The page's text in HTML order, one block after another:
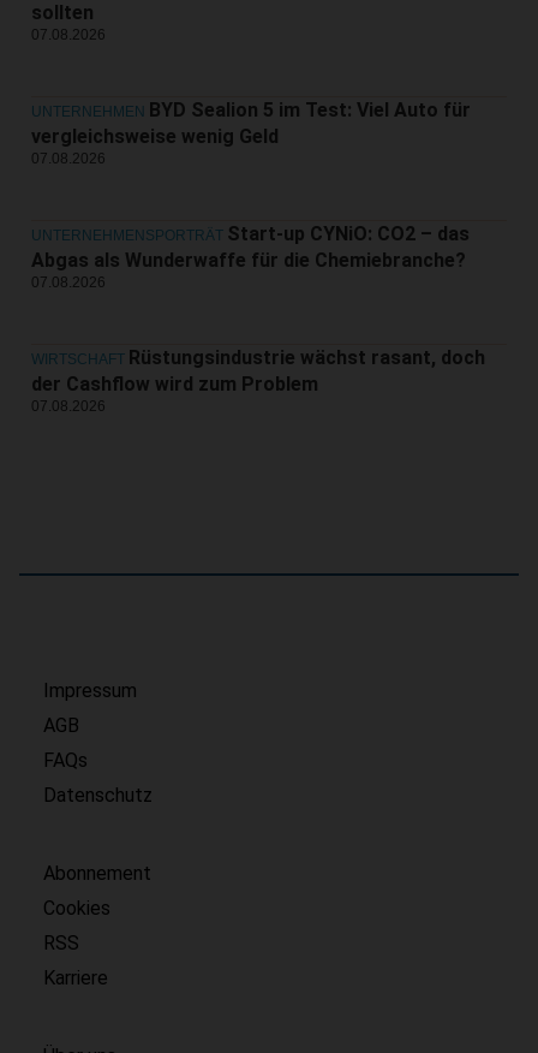
sollten
07.08.2026
UNTERNEHMEN
BYD Sealion 5 im Test: Viel Auto für
vergleichsweise wenig Geld
07.08.2026
UNTERNEHMENSPORTRÄT Start-up CYNiO: CO2 – das
Abgas als Wunderwaffe für die Chemiebranche?
07.08.2026
WIRTSCHAFT Rüstungsindustrie wächst rasant, doch
der Cashflow wird zum Problem
07.08.2026
Impressum
AGB
FAQs
Datenschutz
Abonnement
Cookies
RSS
Karriere